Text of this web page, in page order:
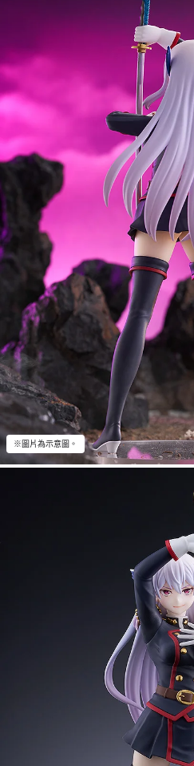
※圖片為示意圖。